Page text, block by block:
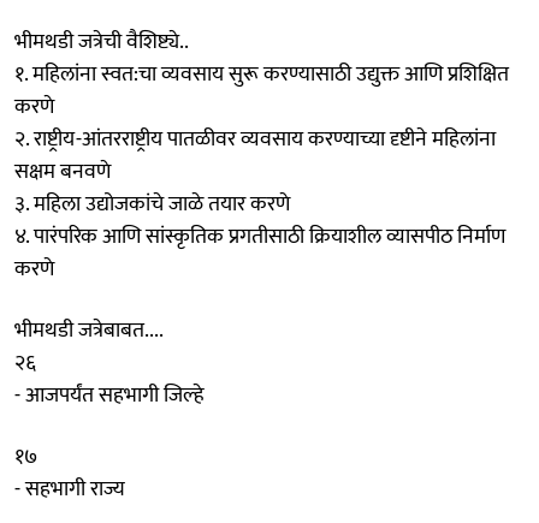
भीमथडी जत्रेची वैशिष्ट्ये..
१. महिलांना स्वत:चा व्यवसाय सुरू करण्यासाठी उद्युक्त आणि प्रशिक्षित
करणे
२. राष्ट्रीय-आंतरराष्ट्रीय पातळीवर व्यवसाय करण्याच्या दृष्टीने महिलांना
सक्षम बनवणे
३. महिला उद्योजकांचे जाळे तयार करणे
४. पारंपरिक आणि सांस्कृतिक प्रगतीसाठी क्रियाशील व्यासपीठ निर्माण
करणे
भीमथडी जत्रेबाबत....
२६
- आजपर्यंत सहभागी जिल्हे
१७
- सहभागी राज्य